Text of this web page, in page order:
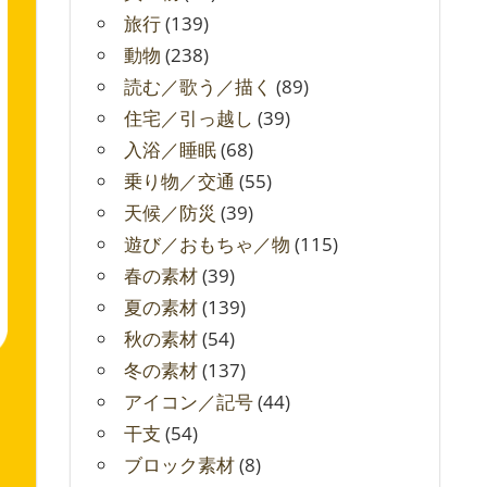
旅行(139)
動物 (238)
読む／歌う／描く (89)
住宅／引っ越し (39)
入浴／睡眠(68)
乗り物／交通 (55)
天候／防災 (39)
遊び／おもちゃ／物 (115)
春の素材(39)
夏の素材(139)
秋の素材(54)
冬の素材(137)
アイコン／記号(44)
干支 (54)
ブロック素材(8)